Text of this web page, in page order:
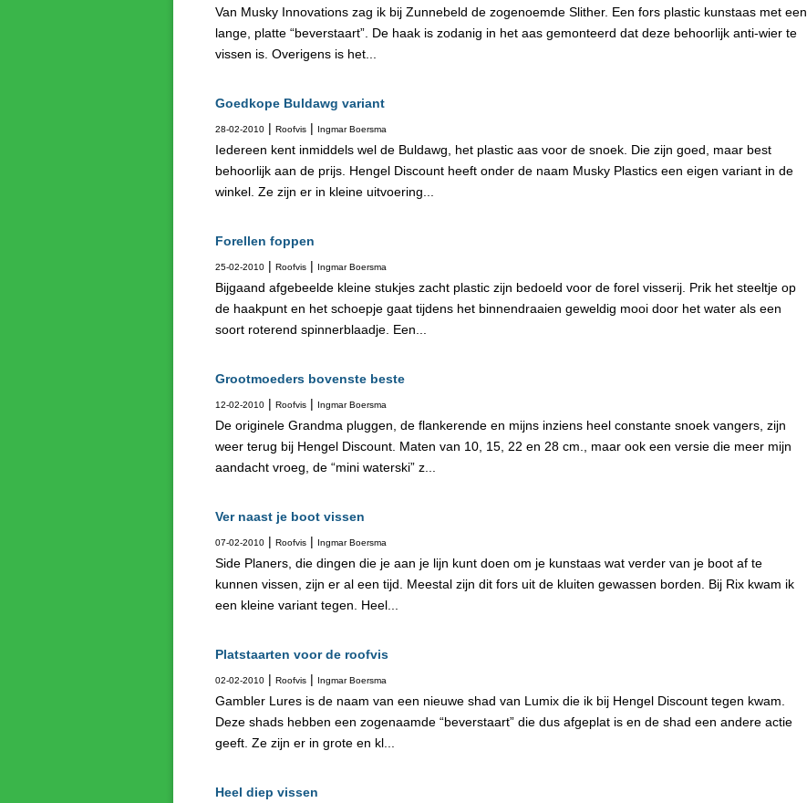
Van Musky Innovations zag ik bij Zunnebeld de zogenoemde Slither. Een fors plastic kunstaas met een
lange, platte “beverstaart”. De haak is zodanig in het aas gemonteerd dat deze behoorlijk anti-wier te
vissen is. Overigens is het...
Goedkope Buldawg variant
28-02-2010 | Roofvis | Ingmar Boersma
Iedereen kent inmiddels wel de Buldawg, het plastic aas voor de snoek. Die zijn goed, maar best
behoorlijk aan de prijs. Hengel Discount heeft onder de naam Musky Plastics een eigen variant in de
winkel. Ze zijn er in kleine uitvoering...
Forellen foppen
25-02-2010 | Roofvis | Ingmar Boersma
Bijgaand afgebeelde kleine stukjes zacht plastic zijn bedoeld voor de forel visserij. Prik het steeltje op
de haakpunt en het schoepje gaat tijdens het binnendraaien geweldig mooi door het water als een
soort roterend spinnerblaadje. Een...
Grootmoeders bovenste beste
12-02-2010 | Roofvis | Ingmar Boersma
De originele Grandma pluggen, de flankerende en mijns inziens heel constante snoek vangers, zijn
weer terug bij Hengel Discount. Maten van 10, 15, 22 en 28 cm., maar ook een versie die meer mijn
aandacht vroeg, de “mini waterski” z...
Ver naast je boot vissen
07-02-2010 | Roofvis | Ingmar Boersma
Side Planers, die dingen die je aan je lijn kunt doen om je kunstaas wat verder van je boot af te
kunnen vissen, zijn er al een tijd. Meestal zijn dit fors uit de kluiten gewassen borden. Bij Rix kwam ik
een kleine variant tegen. Heel...
Platstaarten voor de roofvis
02-02-2010 | Roofvis | Ingmar Boersma
Gambler Lures is de naam van een nieuwe shad van Lumix die ik bij Hengel Discount tegen kwam.
Deze shads hebben een zogenaamde “beverstaart” die dus afgeplat is en de shad een andere actie
geeft. Ze zijn er in grote en kl...
Heel diep vissen